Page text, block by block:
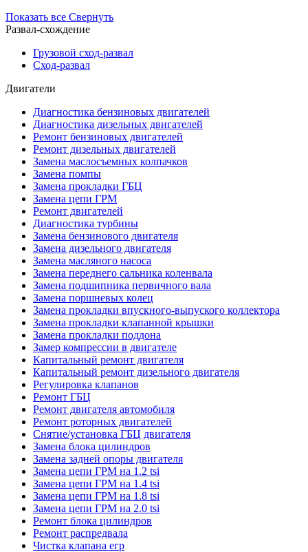
Показать все Свернуть
Развал-схождение
Грузовой сход-развал
Сход-развал
Двигатели
Диагностика бензиновых двигателей
Диагностика дизельных двигателей
Ремонт бензиновых двигателей
Ремонт дизельных двигателей
Замена маслосъемных колпачков
Замена помпы
Замена прокладки ГБЦ
Замена цепи ГРМ
Ремонт двигателей
Диагностика турбины
Замена бензинового двигателя
Замена дизельного двигателя
Замена масляного насоса
Замена переднего сальника коленвала
Замена подшипника первичного вала
Замена поршневых колец
Замена прокладки впускного-выпуского коллектора
Замена прокладки клапанной крышки
Замена прокладки поддона
Замер компрессии в двигателе
Капитальный ремонт двигателя
Капитальный ремонт дизельного двигателя
Регулировка клапанов
Ремонт ГБЦ
Ремонт двигателя автомобиля
Ремонт роторных двигателей
Снятие/установка ГБЦ двигателя
Замена блока цилиндров
Замена задней опоры двигателя
Замена цепи ГРМ на 1.2 tsi
Замена цепи ГРМ на 1.4 tsi
Замена цепи ГРМ на 1.8 tsi
Замена цепи ГРМ на 2.0 tsi
Ремонт блока цилиндров
Ремонт распредвала
Чистка клапана егр